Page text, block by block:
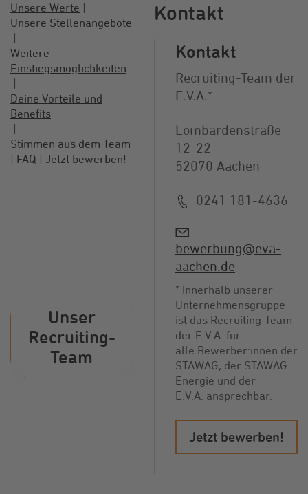
Unsere Werte
Unsere Stellenangebote
Weitere
Einstiegsmöglichkeiten
Deine Vorteile und
Benefits
Stimmen aus dem Team
FAQ Jetzt bewerben!
Unser
Recruiting-
Team
Kontakt
Kontakt
Recruiting-Team der
E.V.A.*
Lombardenstraße
12-22
52070 Aachen
0241 181-4636
bewerbung@eva-
aachen.de
* Innerhalb unserer
Unternehmensgruppe
ist das Recruiting-Team
der E.V.A. für
alle Bewerber:innen der
STAWAG, der STAWAG
Energie und der
E.V.A. ansprechbar.
Jetzt bewerben!